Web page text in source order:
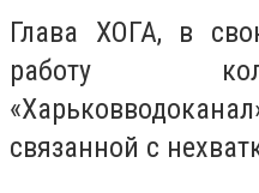
Глава ХОГА, в
работу
связанной с